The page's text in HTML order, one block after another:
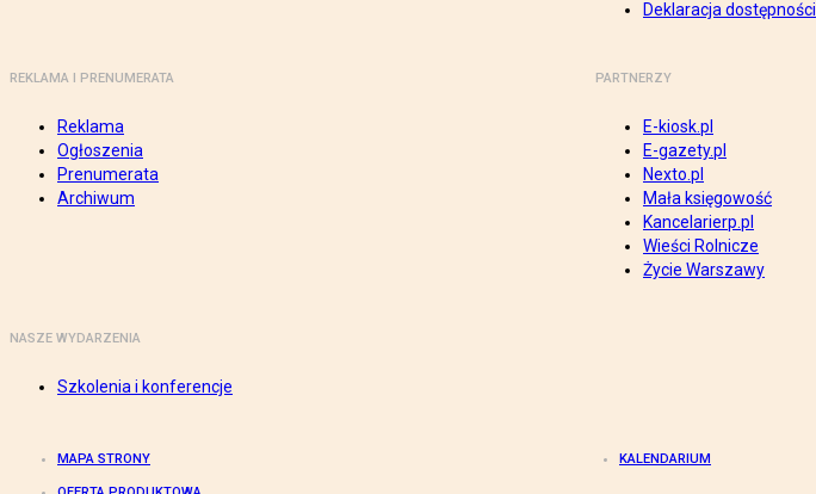
Deklaracja dostępności
REKLAMA I PRENUMERATA
Reklama
Ogłoszenia
Prenumerata
Archiwum
PARTNERZY
E-kiosk.pl
E-gazety.pl
Nexto.pl
Mała księgowość
Kancelarierp.pl
Wieści Rolnicze
Życie Warszawy
NASZE WYDARZENIA
Szkolenia i konferencje
MAPA STRONY KALENDARIUM